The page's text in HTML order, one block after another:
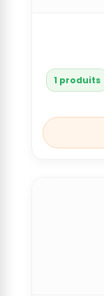
1 produits